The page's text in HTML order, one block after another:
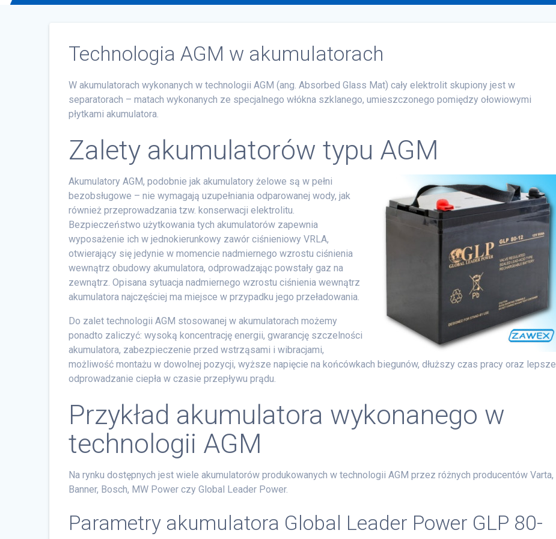
Technologia AGM w akumulatorach
W akumulatorach wykonanych w technologii AGM (ang. Absorbed Glass Mat) cały elektrolit skupiony jest w
separatorach – matach wykonanych ze specjalnego włókna szklanego, umieszczonego pomiędzy ołowiowymi
płytkami akumulatora.
Zalety akumulatorów typu AGM
Akumulatory AGM, podobnie jak akumulatory żelowe są w pełni
bezobsługowe – nie wymagają uzupełniania odparowanej wody, jak
również przeprowadzania tzw. konserwacji elektrolitu.
Bezpieczeństwo użytkowania tych akumulatorów zapewnia
wyposażenie ich w jednokierunkowy zawór ciśnieniowy VRLA,
otwierający się jedynie w momencie nadmiernego wzrostu ciśnienia
wewnątrz obudowy akumulatora, odprowadzając powstały gaz na
zewnątrz. Opisana sytuacja nadmiernego wzrostu ciśnienia wewnątrz
akumulatora najczęściej ma miejsce w przypadku jego przeładowania.
Do zalet technologii AGM stosowanej w akumulatorach możemy
ponadto zaliczyć: wysoką koncentrację energii, gwarancję szczelności
akumulatora, zabezpieczenie przed wstrząsami i wibracjami,
możliwość montażu w dowolnej pozycji, wyższe napięcie na końcówkach biegunów, dłuższy czas pracy oraz lepsze
odprowadzanie ciepła w czasie przepływu prądu.
Przykład akumulatora wykonanego w
technologii AGM
Na rynku dostępnych jest wiele akumulatorów produkowanych w technologii AGM przez różnych producentów Varta,
Banner, Bosch, MW Power czy Global Leader Power.
Parametry akumulatora Global Leader Power GLP 80-